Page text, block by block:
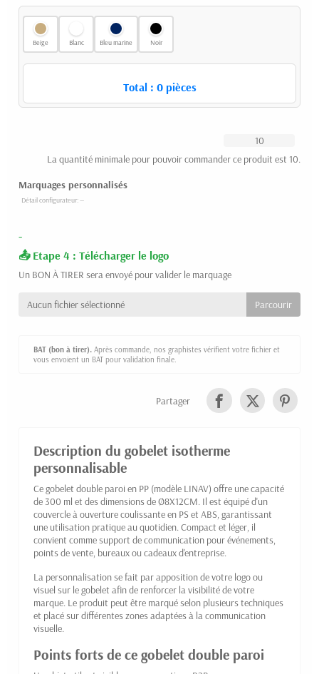
Beige Blanc Bleu marine Noir
Total : 0pièces
La quantité minimale pour pouvoir commander ce produit est 10.
Marquages personnalisés
-
Etape 4 : Télécharger le logo
Un BON À TIRER sera envoyé pour valider le marquage
Aucun fichier sélectionné
BAT (bon à tirer). Après commande, nos graphistes vérifient votre fichier et
vous envoient un BAT pour validation finale.
Partager
Description du gobelet isotherme
personnalisable
Ce gobelet double paroi en PP (modèle LINAV) offre une capacité
de 300 ml et des dimensions de Ø8X12CM. Il est équipé d'un
couvercle à ouverture coulissante en PS et ABS, garantissant
une utilisation pratique au quotidien. Compact et léger, il
convient comme support de communication pour événements,
points de vente, bureaux ou cadeaux d'entreprise.
La personnalisation se fait par apposition de votre logo ou
visuel sur le gobelet afin de renforcer la visibilité de votre
marque. Le produit peut être marqué selon plusieurs techniques
et placé sur différentes zones adaptées à la communication
visuelle.
Points forts de ce gobelet double paroi